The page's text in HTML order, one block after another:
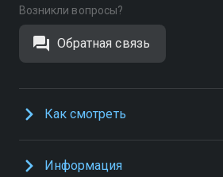
Возникли вопросы?
Обратная связь
Как смотреть
Информация